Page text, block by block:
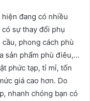
đang có nhiều
sự thay đổi phụ
phong cách phù
sản phẩm phù điêu,…
phức tạp, tỉ mỉ, tốn
giá cao hơn. Do
nhanh chóng bạn có